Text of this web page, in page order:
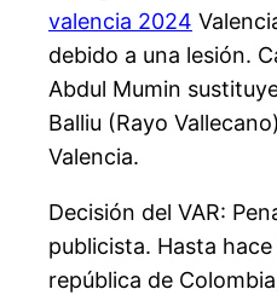
valencia 2024
debido a una lesión.
Abdul Mumin
Balliu (Rayo
Valencia.
Decisión del VAR:
publicista. Hasta
república de